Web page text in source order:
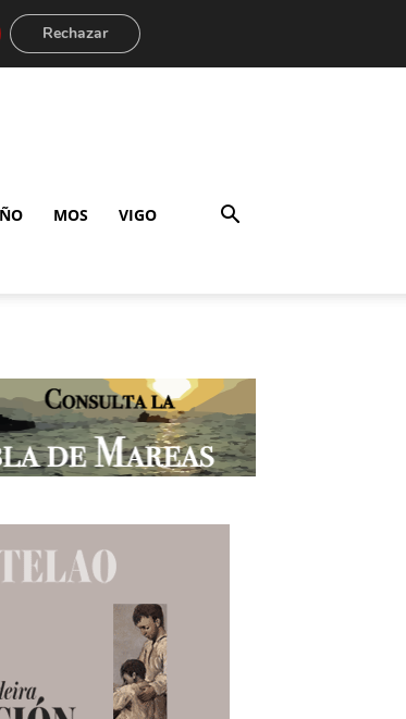
MOS VIGO
Rechazar